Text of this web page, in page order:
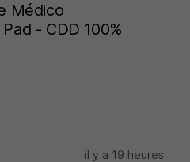
Médico
- CDD 100%
il y a 19 heures